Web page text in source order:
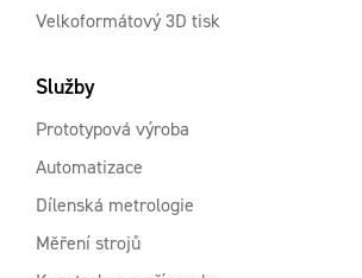
Velkoformátový 3D tisk
Služby
Prototypová výroba
Automatizace
Dílenská metrologie
Měření strojů